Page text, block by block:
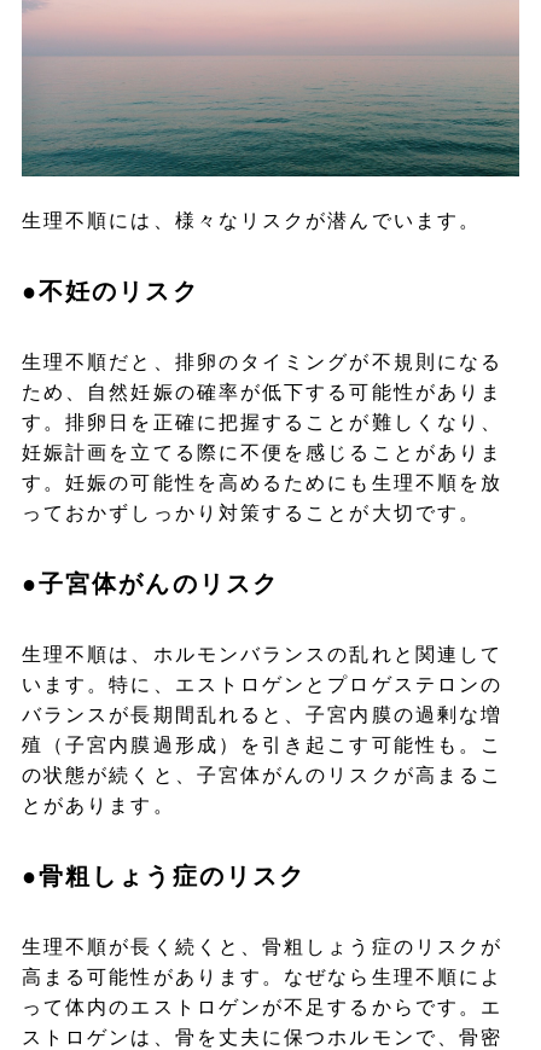
生理不順には、様々なリスクが潜んでいます。
●不妊のリスク
生理不順だと、排卵のタイミングが不規則になる
ため、自然妊娠の確率が低下する可能性がありま
す。排卵日を正確に把握することが難しくなり、
妊娠計画を立てる際に不便を感じることがありま
す。妊娠の可能性を高めるためにも生理不順を放
っておかずしっかり対策することが大切です。
●子宮体がんのリスク
生理不順は、ホルモンバランスの乱れと関連して
います。特に、エストロゲンとプロゲステロンの
バランスが長期間乱れると、子宮内膜の過剰な増
殖（子宮内膜過形成）を引き起こす可能性も。こ
の状態が続くと、子宮体がんのリスクが高まるこ
とがあります。
●骨粗しょう症のリスク
生理不順が長く続くと、骨粗しょう症のリスクが
高まる可能性があります。なぜなら生理不順によ
って体内のエストロゲンが不足するからです。エ
ストロゲンは、骨を丈夫に保つホルモンで、骨密